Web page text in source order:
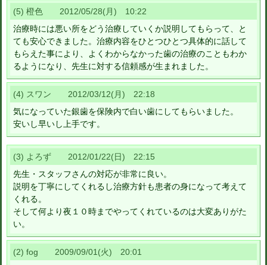
(5) 橙色 2012/05/28(月) 10:22
治療時には悪い所をどう治療していくか説明してもらって、と
ても安心できました。治療内容をひとつひとつ具体的に話して
もらえた事により、よくわからなかった歯の治療のこともわか
るようになり、先生に対する信頼感が生まれました。
(4) スワン 2012/03/12(月) 22:18
気になっていた銀歯を保険内で白い歯にしてもらいました。
安いし早いし上手です。
(3) よろず 2012/01/22(日) 22:15
先生・スタッフさんの対応が非常に良い。
説明を丁寧にしてくれるし治療方針も患者の身になって考えて
くれる。
そして何より夜１０時までやってくれているのは大変ありがた
い。
(2) fog 2009/09/01(火) 20:01